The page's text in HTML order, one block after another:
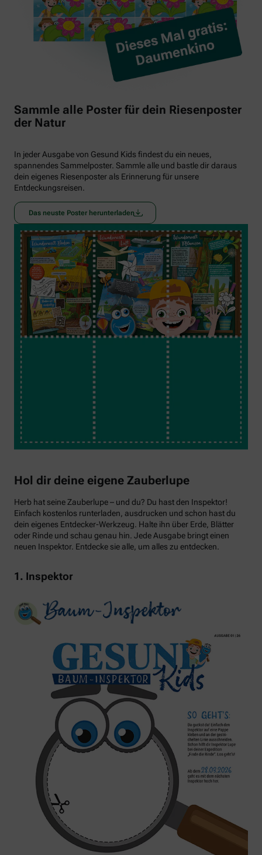
Sammle alle Poster für dein Riesenposter
der Natur
In jeder Ausgabe von Gesund Kids findest du ein neues,
spannendes Sammelposter. Sammle alle und bastle dir daraus
dein eigenes Riesenposter als Erinnerung für unsere
Entdeckungsreisen.
Das neuste Poster herunterladen
Hol dir deine eigene Zauberlupe
Herb hat seine Zauberlupe – und du? Du hast den Inspektor!
Einfach kostenlos runterladen, ausdrucken und schon hast du
dein eigenes Entdecker-Werkzeug. Halte ihn über Erde, Blätter
oder Rinde und schau genau hin. Jede Ausgabe bringt einen
neuen Inspektor. Entdecke sie alle, um alles zu entdecken.
1. Inspektor